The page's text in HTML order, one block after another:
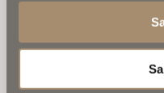
Muistokirjoituksia